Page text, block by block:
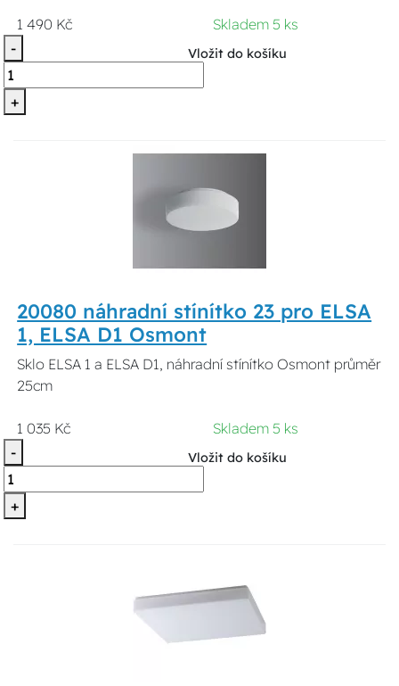
1 490 Kč
Skladem 5 ks
-
+
Vložit do košíku
20080 náhradní stínítko 23 pro ELSA
1, ELSA D1 Osmont
Sklo ELSA 1 a ELSA D1, náhradní stínítko Osmont průměr
25cm
1 035 Kč
Skladem 5 ks
-
+
Vložit do košíku